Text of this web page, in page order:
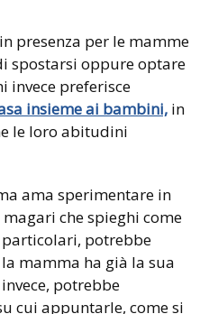
presenza per le mamme
spostarsi oppure optare
invece preferisce
insieme ai bambini, in
le loro abitudini
ama sperimentare in
magari che spieghi come
potrebbe
mamma ha già la sua
potrebbe
cui appuntarle, come si